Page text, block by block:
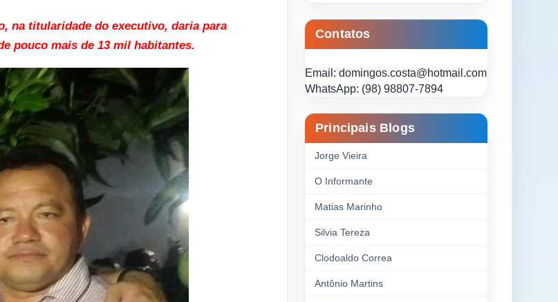
na titularidade do executivo, daria para
pouco mais de 13 mil habitantes.
Contatos
Email: domingos.costa@hotmail.com
WhatsApp: (98) 98807-7894
Principais Blogs
Jorge Vieira
O Informante
Matias Marinho
Silvia Tereza
Clodoaldo Correa
Antônio Martins